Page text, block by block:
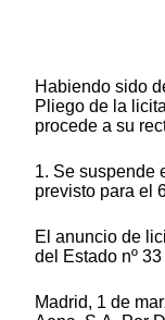
Habiendo sido
Pliego de la
procede a su
1. Se suspende
previsto para el
El anuncio de
del Estado nº
Madrid, 1 de